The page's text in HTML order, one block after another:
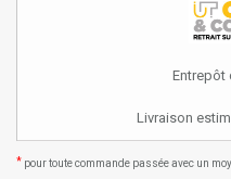
Entrepôt
Livraison
* pour toute commande passée avec un